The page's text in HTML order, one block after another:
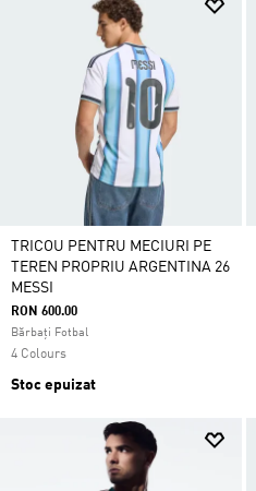
TRICOU PENTRU MECIURI PE
TEREN PROPRIU ARGENTINA 26
MESSI
RON 600.00
Bărbați Fotbal
4 Colours
Stoc epuizat